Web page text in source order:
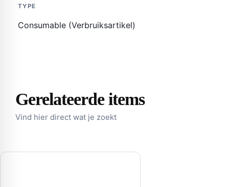
TYPE
Consumable (Verbruiksartikel)
Gerelateerde items
Vind hier direct wat je zoekt